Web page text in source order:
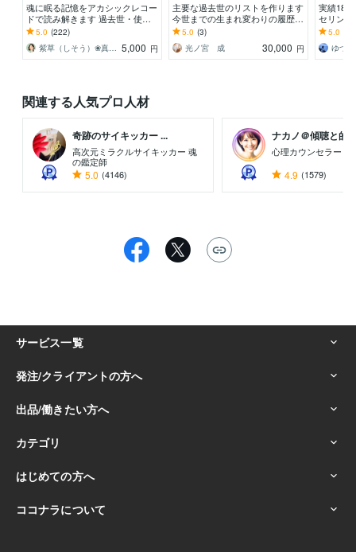
魂に眠る記憶をアカシックレコー
ドで読み解きます 過去世・使命
など今必要なメッセージを丁寧に
届けます
5.0 (222)
紫草（しそう）❀真実の霊感霊視・透視鑑定 5,000 円
主要な過去世のリストを作ります
今世までの生まれ変わりの履歴に
より進化の流れがわかります
5.0 (3)
光ノ宮 成
30,000 円
実績18
セリン
ーディ
ジをお
5.0
関連する人気プロ人材
奇跡のサイキッカー ...
高次元ミラクルサイキッカー 魂
の鑑定師
5.0 (4146)
ナカノ＠傾聴と的
心理カウンセラー /
4.9 (1579)